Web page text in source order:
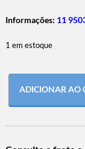
Informações: 11
1 em estoque
ADICIONAR AO